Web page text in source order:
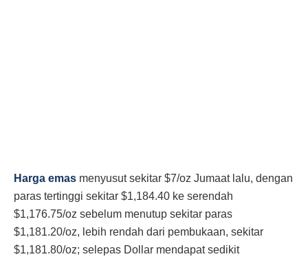
Harga emas menyusut sekitar $7/oz Jumaat lalu, dengan
paras tertinggi sekitar $1,184.40 ke serendah
$1,176.75/oz sebelum menutup sekitar paras
$1,181.20/oz, lebih rendah dari pembukaan, sekitar
$1,181.80/oz; selepas Dollar mendapat sedikit